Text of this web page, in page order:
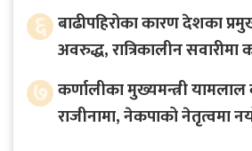
६ बाढीपहिरोका कारण देशका
अवरुद्ध, रात्रिकालीन सवारीमा
७ कर्णालीका मुख्यमन्त्री यामलाल
राजीनामा, नेकपाको नेतृत्वमा